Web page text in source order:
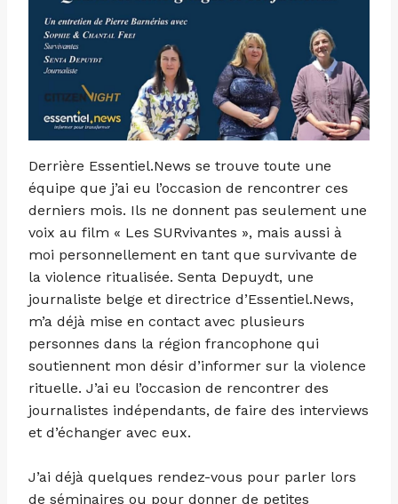
Derrière Essentiel.News se trouve toute une
équipe que j’ai eu l’occasion de rencontrer ces
derniers mois. Ils ne donnent pas seulement une
voix au film « Les SURvivantes », mais aussi à
moi personnellement en tant que survivante de
la violence ritualisée. Senta Depuydt, une
journaliste belge et directrice d’Essentiel.News,
m’a déjà mise en contact avec plusieurs
personnes dans la région francophone qui
soutiennent mon désir d’informer sur la violence
rituelle. J’ai eu l’occasion de rencontrer des
journalistes indépendants, de faire des interviews
et d’échanger avec eux.
J’ai déjà quelques rendez-vous pour parler lors
de séminaires ou pour donner de petites